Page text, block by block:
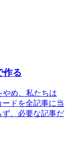
作る
め、私たちは
ドを全記事に当
、必要な記事だ